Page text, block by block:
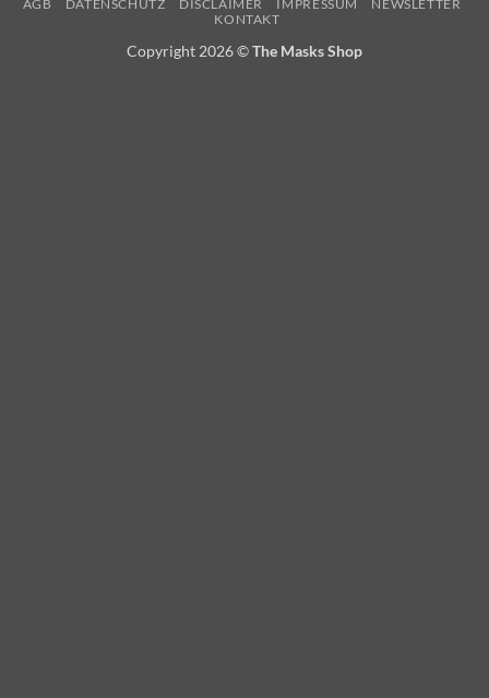
Delivery
AGB DATENSCHUTZ DISCLAIMER IMPRESSUM
NEWSLETTER
KONTAKT
Copyright 2026 ©The Masks Shop